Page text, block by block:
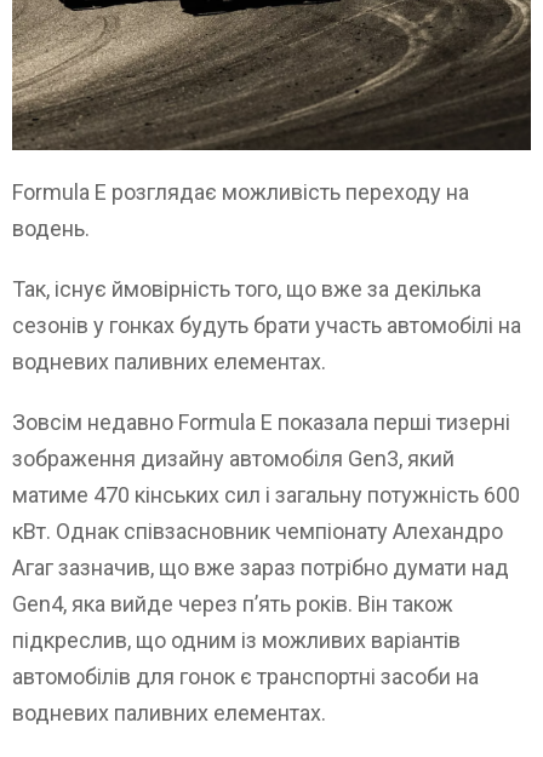
Formula E розглядає можливість переходу на
водень.
Так, існує ймовірність того, що вже за декілька
сезонів у гонках будуть брати участь автомобілі на
водневих паливних елементах.
Зовсім недавно Formula E показала перші тизерні
зображення дизайну автомобіля Gen3, який
матиме 470 кінських сил і загальну потужність 600
кВт. Однак співзасновник чемпіонату Алехандро
Агаг зазначив, що вже зараз потрібно думати над
Gen4, яка вийде через п’ять років. Він також
підкреслив, що одним із можливих варіантів
автомобілів для гонок є транспортні засоби на
водневих паливних елементах.